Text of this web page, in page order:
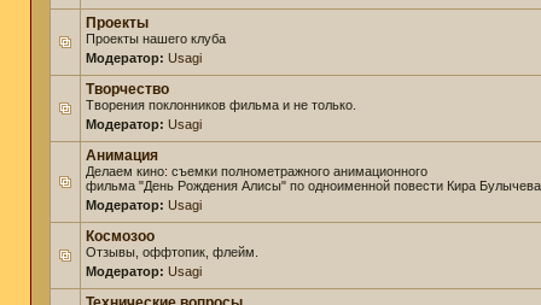
Проекты
Проекты нашего клуба
Модератор: Usagi
Творчество
Творения поклонников фильма и не только.
Модератор: Usagi
Анимация
Делаем кино: съемки полнометражного анимационного
фильма "День Рождения Алисы" по одноименной повести Кира
Модератор: Usagi
Космозоо
Отзывы, оффтопик, флейм.
Модератор: Usagi